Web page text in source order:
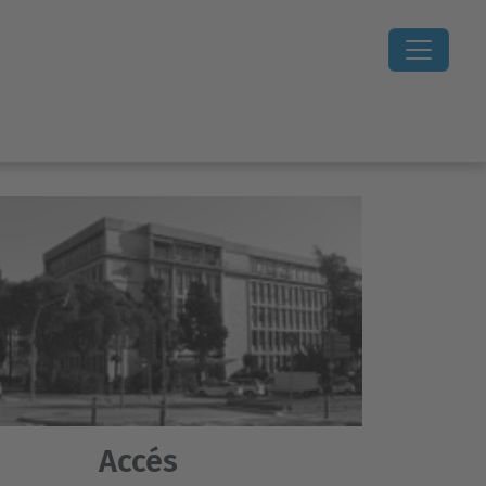
Accés